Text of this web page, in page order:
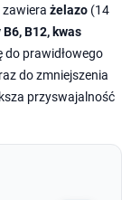
żelazo (14
B12, kwas
do prawidłowego
do zmniejszenia
przyswajalność